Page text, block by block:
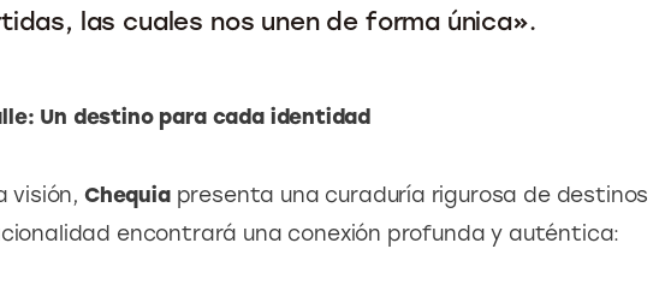
las cuales nos unen de forma única».
Un destino para cada identidad
visión, Chequia presenta una curaduría rigurosa de destinos
encontrará una conexión profunda y auténtica: